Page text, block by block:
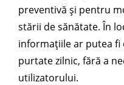
preventivă și pentru
stării de sănătate. În
informațiile ar putea fi
purtate zilnic, fără a
utilizatorului.